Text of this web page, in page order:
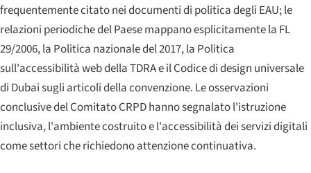
frequentemente citato nei documenti di politica degli EAU; le
relazioni periodiche del Paese mappano esplicitamente la FL
29/2006, la Politica nazionale del 2017, la Politica
sull'accessibilità web della TDRA e il Codice di design universale
di Dubai sugli articoli della convenzione. Le osservazioni
conclusive del Comitato CRPD hanno segnalato l'istruzione
inclusiva, l'ambiente costruito e l'accessibilità dei servizi digitali
come settori che richiedono attenzione continuativa.